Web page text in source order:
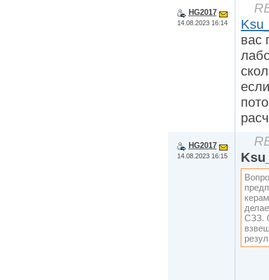
HG2017
14.08.2023 16:14
вас
HG2017
14.08.2023 16:15
СЗЗ.